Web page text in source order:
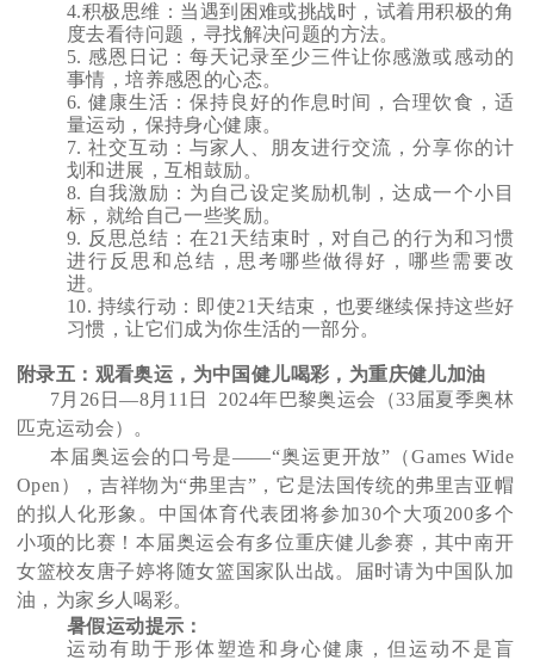
4.积极思维：当遇到困难或挑战时，试着用积极的角
度去看待问题，寻找解决问题的方法。
5. 感恩日记：每天记录至少三件让你感激或感动的
事情，培养感恩的心态。
6. 健康生活：保持良好的作息时间，合理饮食，适
量运动，保持身心健康。
7. 社交互动：与家人、朋友进行交流，分享你的计
划和进展，互相鼓励。
8. 自我激励：为自己设定奖励机制，达成一个小目
标，就给自己一些奖励。
9. 反思总结：在21天结束时，对自己的行为和习惯
进行反思和总结，思考哪些做得好，哪些需要改
进。
10. 持续行动：即使21天结束，也要继续保持这些好
习惯，让它们成为你生活的一部分。
附录五：观看奥运，为中国健儿喝彩，为重庆健儿加油
7月26日—8月11日 2024年巴黎奥运会（33届夏季奥林
匹克运动会）。
本届奥运会的口号是——“奥运更开放”（Games Wide
Open），吉祥物为“弗里吉”，它是法国传统的弗里吉亚帽
的拟人化形象。中国体育代表团将参加30个大项200多个
小项的比赛！本届奥运会有多位重庆健儿参赛，其中南开
女篮校友唐子婷将随女篮国家队出战。届时请为中国队加
油，为家乡人喝彩。
暑假运动提示：
运动有助于形体塑造和身心健康，但运动不是盲